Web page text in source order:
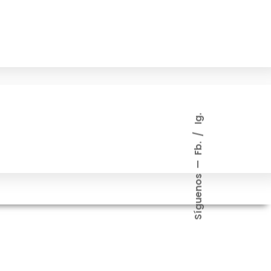
Síguenos
Fb.
Ig.